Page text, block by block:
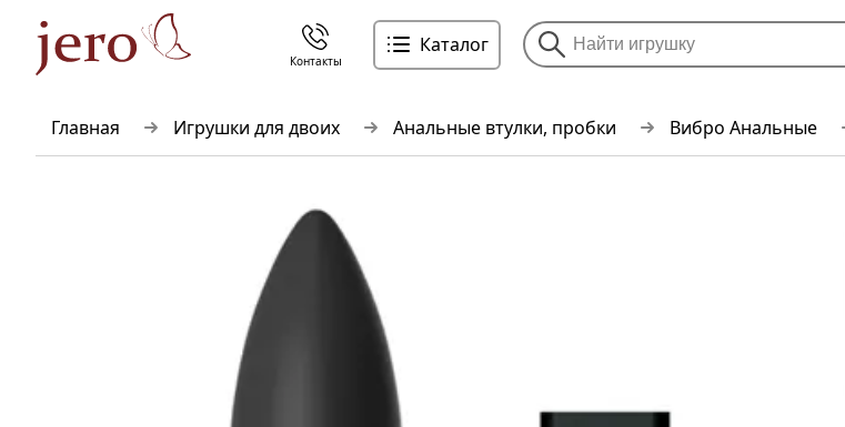
Главная Игрушки для двоих Анальные втулки, пробки Вибро Анальные
Контакты
Каталог